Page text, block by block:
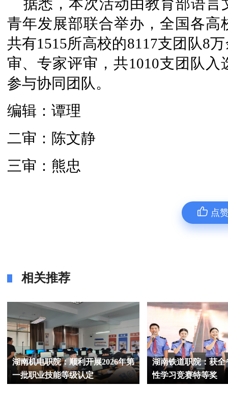
据悉，本次活动由教育部语
青年发展部联合举办，全国各
共有1515所高校的8117支团队8
审、专家评审，共1010支团队
参与协同团队。
编辑：谭理
二审：陈文静
三审：熊忠
点
相关推荐
湖南机电职院：顺利开展2026年第
一批职业技能等级认定
湖南铁道职院：获全
性学习竞赛特等奖